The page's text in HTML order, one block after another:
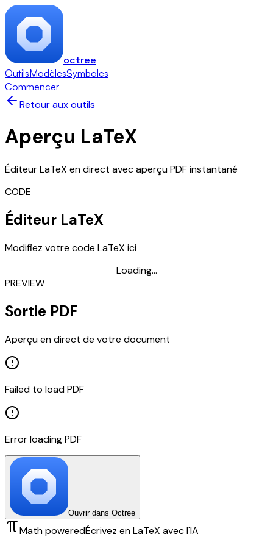
octree
OutilsModèlesSymboles
Commencer
Retour aux outils
Aperçu LaTeX
Éditeur LaTeX en direct avec aperçu PDF instantané
CODE
Éditeur LaTeX
Modifiez votre code LaTeX ici
Loading...
PREVIEW
Sortie PDF
Aperçu en direct de votre document
Failed to load PDF
Error loading PDF
Ouvrir dans Octree
Math poweredÉcrivez en LaTeX avec l'IA